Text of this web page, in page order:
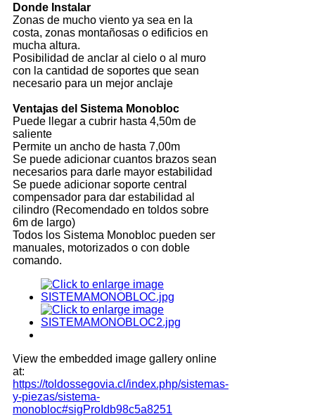
Donde Instalar
Zonas de mucho viento ya sea en la
costa, zonas montañosas o edificios en
mucha altura.
Posibilidad de anclar al cielo o al muro
con la cantidad de soportes que sean
necesario para un mejor anclaje
Ventajas del Sistema Monobloc
Puede llegar a cubrir hasta 4,50m de
saliente
Permite un ancho de hasta 7,00m
Se puede adicionar cuantos brazos sean
necesarios para darle mayor estabilidad
Se puede adicionar soporte central
compensador para dar estabilidad al
cilindro (Recomendado en toldos sobre
6m de largo)
Todos los Sistema Monobloc pueden ser
manuales, motorizados o con doble
comando.
View the embedded image gallery online
at:
https://toldossegovia.cl/index.php/sistemas-
y-piezas/sistema-
monobloc#sigProIdb98c5a8251